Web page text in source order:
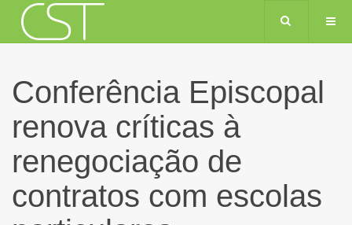
Conferência Episcopal
renova críticas à
renegociação de
contratos com escolas